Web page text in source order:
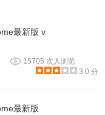
最新版 v
15705 次人浏览
3.0 分
最新版